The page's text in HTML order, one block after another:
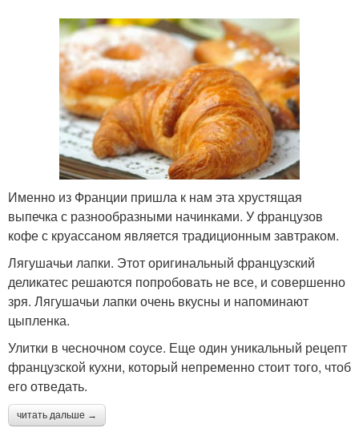
Именно из Франции пришла к нам эта хрустящая
выпечка с разнообразными начинками. У французов
кофе с круассаном является традиционным завтраком.
Лягушачьи лапки. Этот оригинальный французский
деликатес решаются попробовать не все, и совершенно
зря. Лягушачьи лапки очень вкусны и напоминают
цыпленка.
Улитки в чесночном соусе. Еще один уникальный рецепт
французской кухни, который непременно стоит того, чтоб
его отведать.
читать дальше →